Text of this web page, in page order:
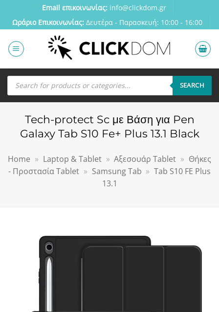
περιεχόμενο
Email επικοινωνίας: info@clickdom.gr
Ωράριο Eπικοινωνίας: Δευτέρα - Παρασκευή: 10:00 - 16:00
Αναζήτηση
προϊόντων SEARCH
Tech-protect Sc με Βάση για Pen
Galaxy Tab S10 Fe+ Plus 13.1 Black
Home » Laptop & Tablet » Αξεσουάρ Tablet » Θήκες
- Προστασία Tablet » Samsung Tab » Tab S10 FE Plus
13.1